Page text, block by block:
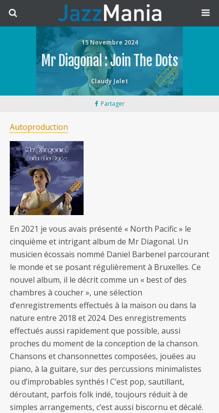
15 Novembre 2024
Mr Diagonal : Join The Dots
Claudy Jalet
Partager
Autoproduction
En 2021 je vous avais présenté « North Pacific » le
cinquième et intrigant album de Mr Diagonal. Un
musicien écossais nommé Daniel Barbenel parcourant
le monde et se posant régulièrement à Bruxelles. Ce
nouvel album, il le décrit comme un « best of des
chambres à coucher », une sélection
d’enregistrements effectués à la maison ou dans la
nature entre 2018 et 2024. Des enregistrements
effectués aussi rapidement que possible, aussi
proches du moment de la conception de la chanson.
Chansons et chansonnettes composées, jouées au
piano, à la guitare, sur des percussions minimalistes
ou d’improbables synthés ! C’est pop, sautillant,
déroutant, parfois folk indé, toujours réduit à de
simples arrangements, c’est aussi biscornu et décalé.